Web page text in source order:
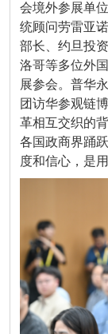
会境外参展单
统顾问劳雷亚
部长、约旦投
洛哥等多位外
展参会。普华
团访华参观链
革相互交织的
各国政商界踊
度和信心，是